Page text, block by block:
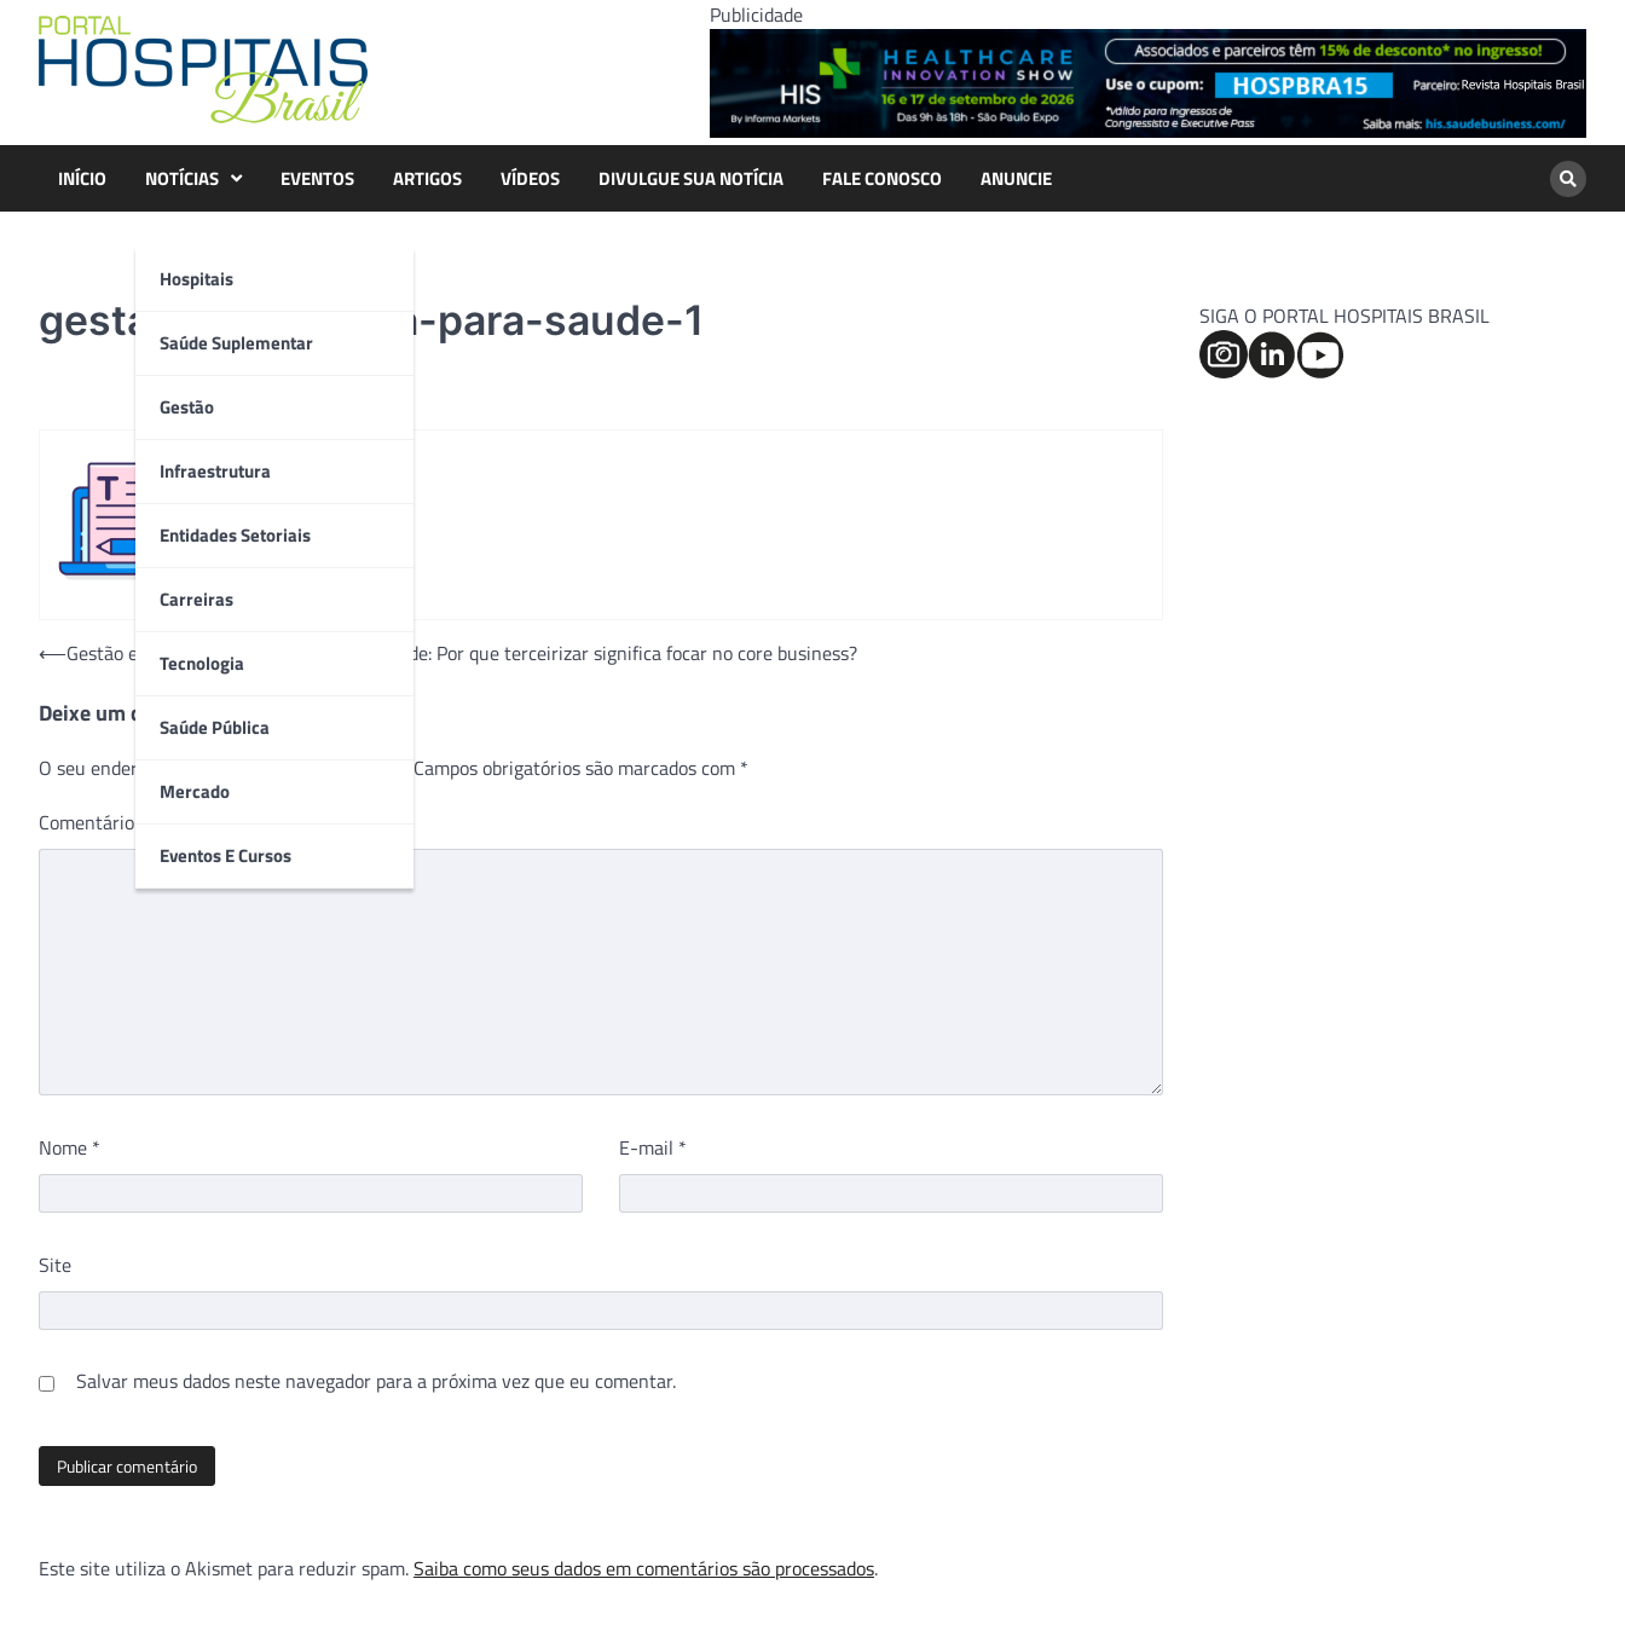
content
Publicidade
INÍCIO NOTÍCIAS
Hospitais
Saúde Suplementar
Gestão
Infraestrutura
Entidades Setoriais
Carreiras
Tecnologia
Saúde Pública
Mercado
Eventos E Cursos
EVENTOS ARTIGOS VÍDEOS DIVULGUE SUA NOTÍCIA FALE CONOSCO ANUNCIE
gestao-estrategica-para-saude-1
Navegação
Post
⟵Gestão estratégica em instituições de saúde: Por que terceirizar significa focar no core business?
Deixe um comentário
O seu endereço de e-mail não será publicado. Campos obrigatórios são marcados com *
Comentário
Nome * E-mail *
Site
Salvar meus dados neste navegador para a próxima vez que eu comentar.
Este site utiliza o Akismet para reduzir spam.Saiba como seus dados em comentários são processados.
SIGA O PORTAL HOSPITAIS BRASIL